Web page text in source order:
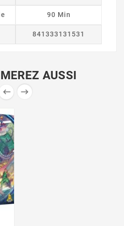
90 Min
841333131531
AUSSI
 